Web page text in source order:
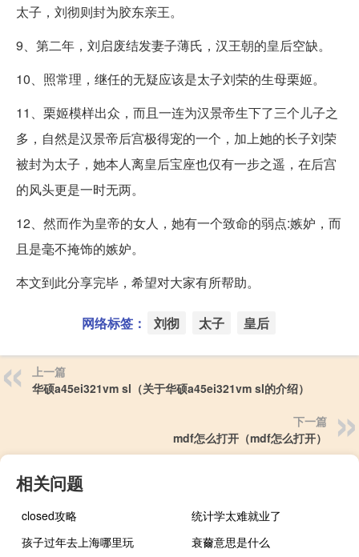
太子，刘彻则封为胶东亲王。
9、第二年，刘启废结发妻子薄氏，汉王朝的皇后空缺。
10、照常理，继任的无疑应该是太子刘荣的生母栗姬。
11、栗姬模样出众，而且一连为汉景帝生下了三个儿子之
多，自然是汉景帝后宫极得宠的一个，加上她的长子刘荣
被封为太子，她本人离皇后宝座也仅有一步之遥，在后宫
的风头更是一时无两。
12、然而作为皇帝的女人，她有一个致命的弱点:嫉妒，而
且是毫不掩饰的嫉妒。
本文到此分享完毕，希望对大家有所帮助。
网络标签： 刘彻 太子 皇后
上一篇
华硕a45ei321vm sl（关于华硕a45ei321vm sl的介绍）
下一篇
mdf怎么打开（mdf怎么打开）
相关问题
closed攻略
统计学太难就业了
孩子过年去上海哪里玩
衰薾意思是什么